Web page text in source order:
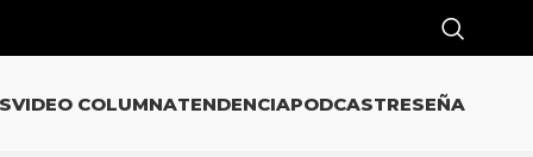
VIDEO COLUMNATENDENCIAPODCASTRESEÑA